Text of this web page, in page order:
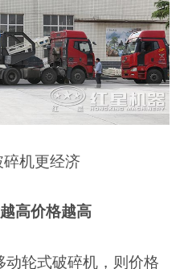
机更经济
高价格越高
轮式破碎机，则价格